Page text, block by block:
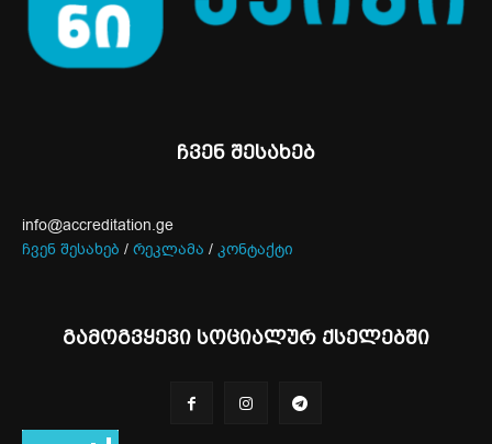
ჩვენ შესახებ
info@accreditation.ge
ჩვენ შესახებ / რეკლამა / კონტაქტი
გამოგვყევი სოციალურ ქსელებში